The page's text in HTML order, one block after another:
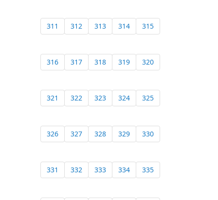
311 312 313 314 315
316 317 318 319 320
321 322 323 324 325
326 327 328 329 330
331 332 333 334 335